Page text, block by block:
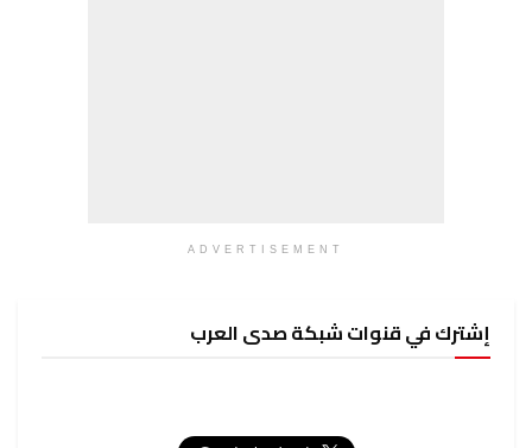
ADVERTISEMENT
إشترك في قنوات شبكة صدى العرب